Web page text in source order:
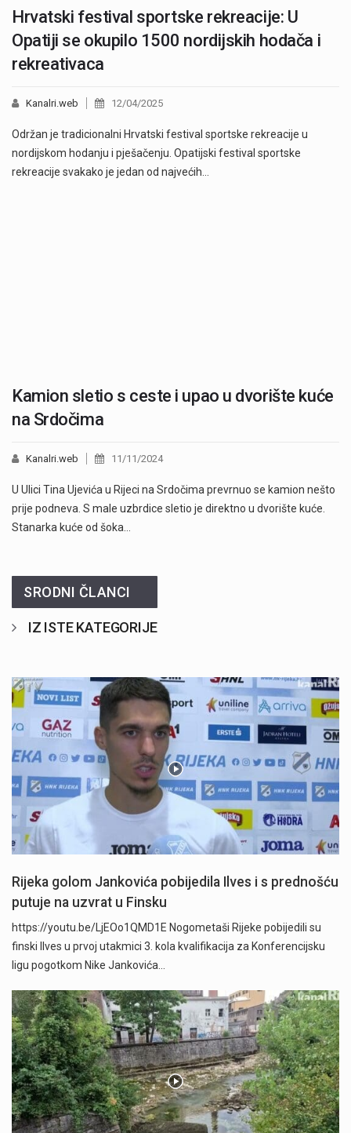
Hrvatski festival sportske rekreacije: U
Opatiji se okupilo 1500 nordijskih hodača i
rekreativaca
Kanalri.web 12/04/2025
Održan je tradicionalni Hrvatski festival sportske rekreacije u
nordijskom hodanju i pješačenju. Opatijski festival sportske
rekreacije svakako je jedan od najvećih…
Kamion sletio s ceste i upao u dvorište kuće
na Srdočima
Kanalri.web 11/11/2024
U Ulici Tina Ujevića u Rijeci na Srdočima prevrnuo se kamion nešto
prije podneva. S male uzbrdice sletio je direktno u dvorište kuće.
Stanarka kuće od šoka…
SRODNI ČLANCI
IZ ISTE KATEGORIJE
Rijeka golom Jankovića pobijedila Ilves i s prednošću
putuje na uzvrat u Finsku
https://youtu.be/LjEOo1QMD1E Nogometaši Rijeke pobijedili su
finski Ilves u prvoj utakmici 3. kola kvalifikacija za Konferencijsku
ligu pogotkom Nike Jankovića…